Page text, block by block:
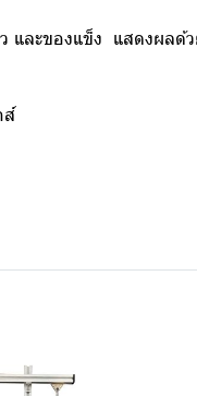
และของแข็ง แสดงผลด้
ส์